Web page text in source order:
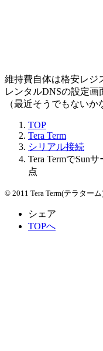
維持費自体は格安レジ
レンタルDNSの設定画
（最近そうでもないか
TOP
Tera Term
シリアル接続
Tera TermでSun
点
© 2011 Tera Term(テラター
シェア
TOPへ